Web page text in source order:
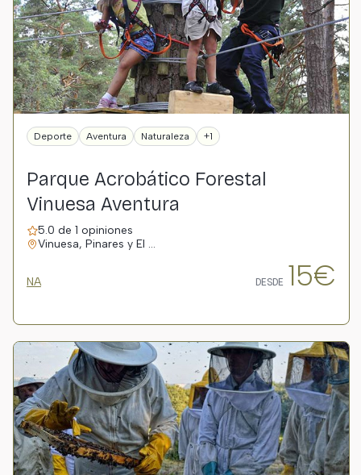
Deporte Aventura Naturaleza +1
Parque Acrobático Forestal
Vinuesa Aventura
5.0 de 1 opiniones
Vinuesa, Pinares y El …
NA DESDE 15€